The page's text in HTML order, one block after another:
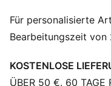
Taschen: Seitentasche
Elastische Bündchen
Teenager zwischen 8
Für personalisierte
Bearbeitungszeit von
KOSTENLOSE
ÜBER 50 €. 60 TAGE